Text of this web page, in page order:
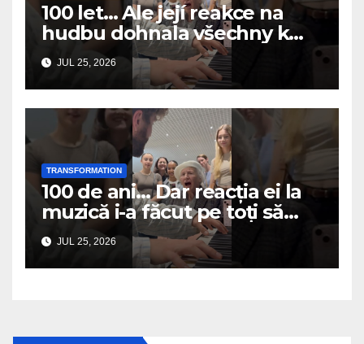
100 let… Ale její reakce na
hudbu dohnala všechny k
slzám
JUL 25, 2026
TRANSFORMATION
100 de ani… Dar reacția ei la
muzică i-a făcut pe toți să
plângă
JUL 25, 2026